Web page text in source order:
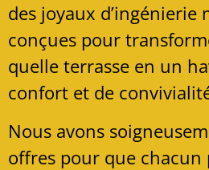
des joyaux d’ingénierie
conçues pour
quelle terrasse en un
confort et de
Nous avons
offres pour que chacun